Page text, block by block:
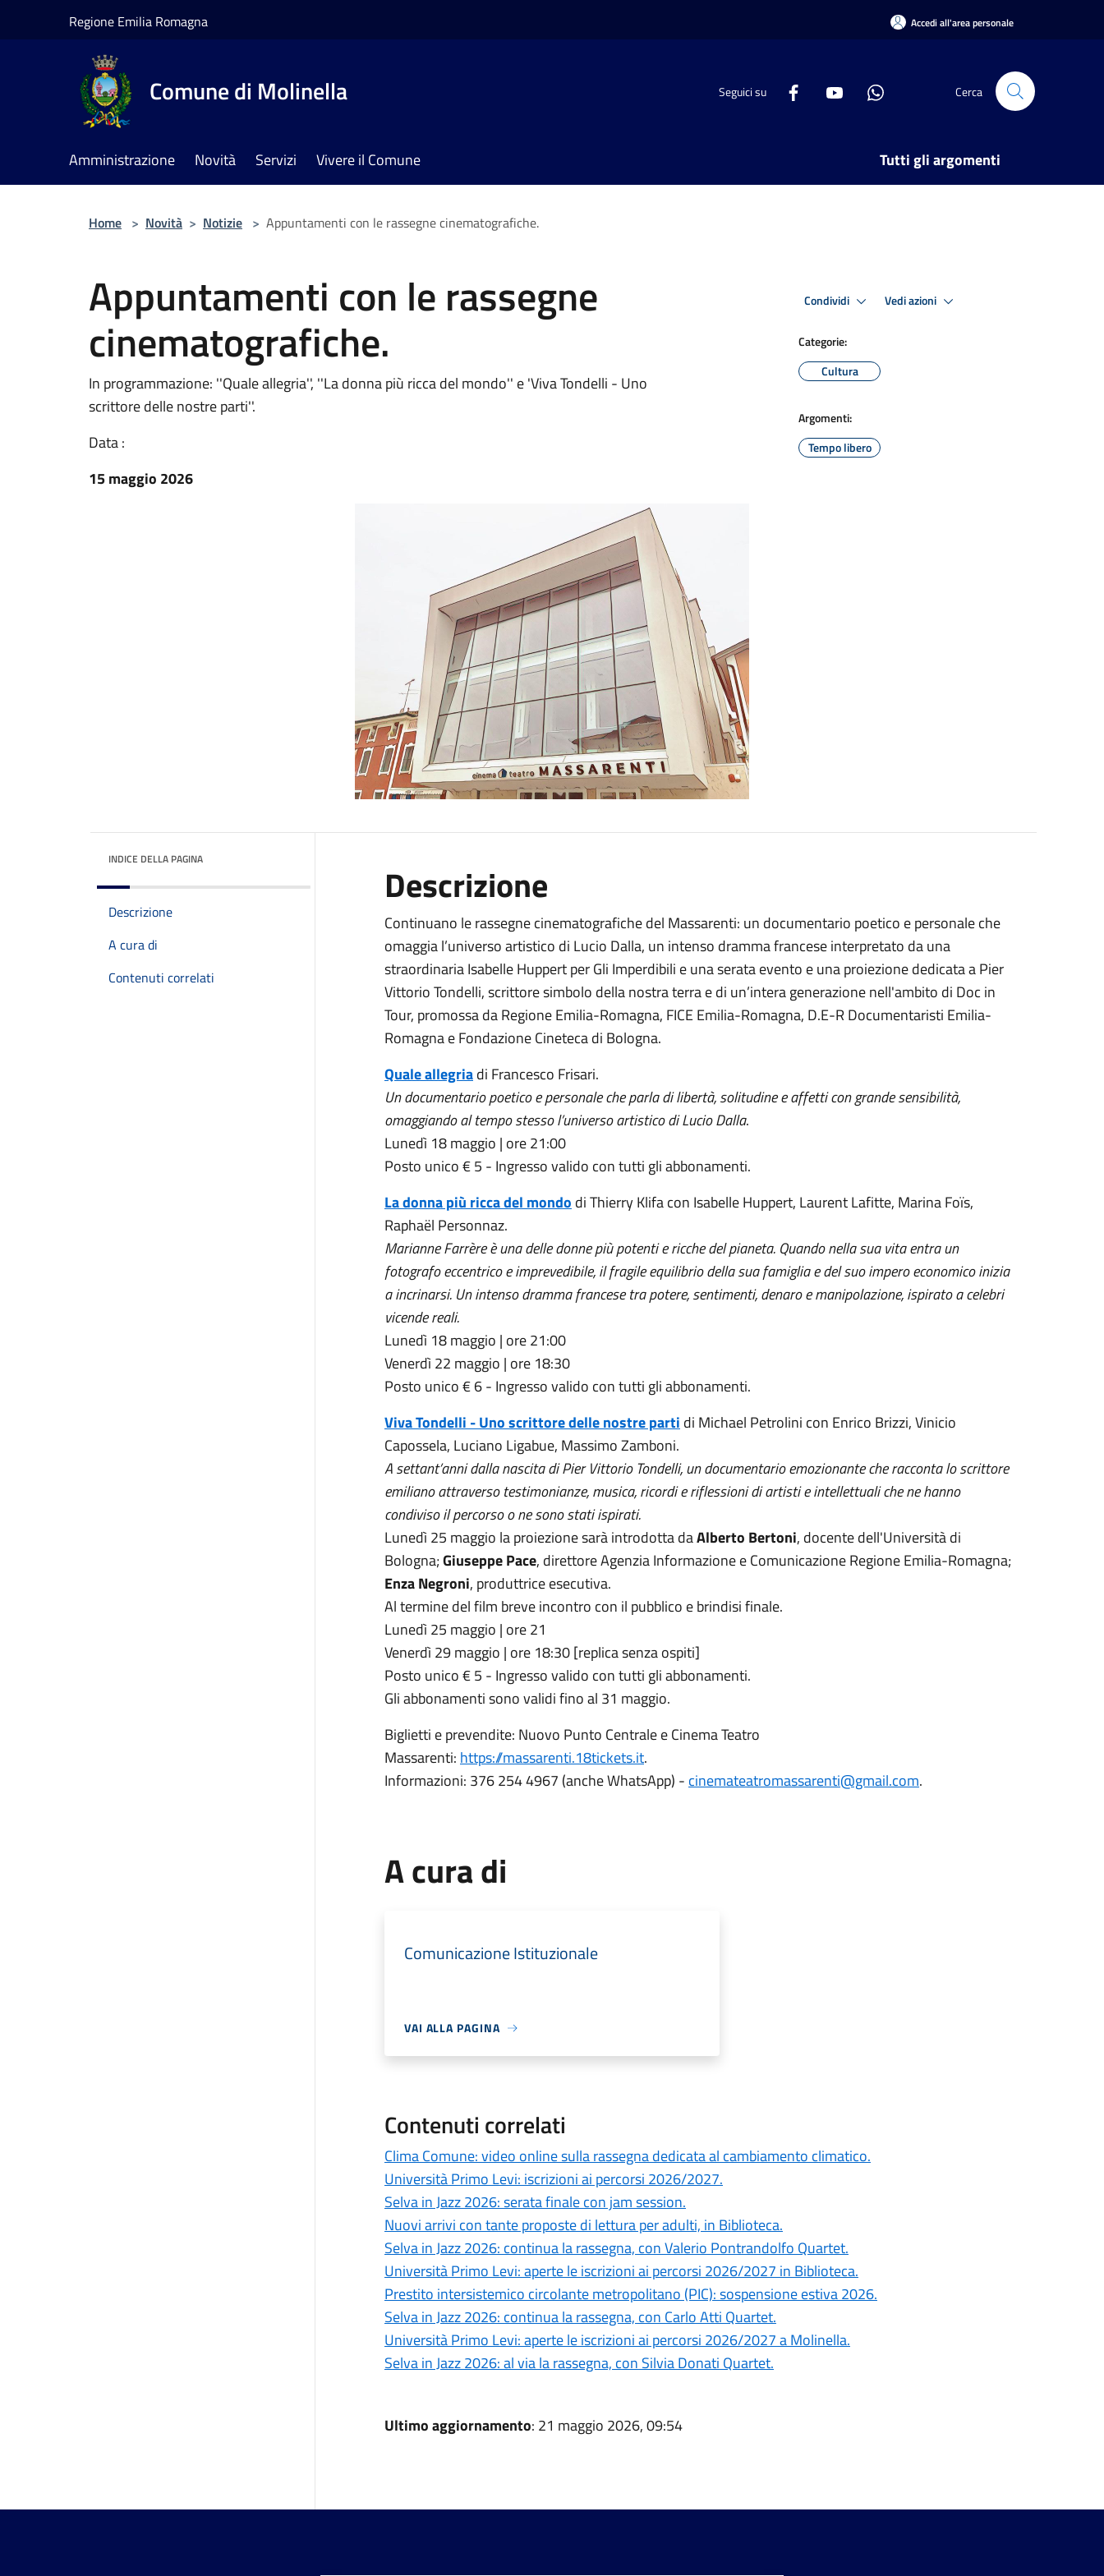
Regione Emilia Romagna Accedi all'area personale
Comune di Molinella Seguici su Cerca
Amministrazione Novità Servizi Vivere il Comune Tutti gli argomenti
Home > Novità > Notizie > Appuntamenti con le rassegne cinematografiche.
Appuntamenti con le rassegne
cinematografiche.
In programmazione: ''Quale allegria'', ''La donna più ricca del mondo'' e 'Viva Tondelli - Uno
scrittore delle nostre parti''.
Data :
15 maggio 2026
Condividi Vedi azioni
Categorie:
Cultura
Argomenti:
Tempo libero
INDICE DELLA PAGINA
Descrizione
A cura di
Contenuti correlati
Descrizione
Continuano le rassegne cinematografiche del Massarenti: un documentario poetico e personale che
omaggia l’universo artistico di Lucio Dalla, un intenso dramma francese interpretato da una
straordinaria Isabelle Huppert per Gli Imperdibili e una serata evento e una proiezione dedicata a Pier
Vittorio Tondelli, scrittore simbolo della nostra terra e di un’intera generazione nell'ambito di Doc in
Tour, promossa da Regione Emilia-Romagna, FICE Emilia-Romagna, D.E-R Documentaristi Emilia-
Romagna e Fondazione Cineteca di Bologna.
Quale allegriadi Francesco Frisari.
Un documentario poetico e personale che parla di libertà, solitudine e affetti con grande sensibilità,
omaggiando al tempo stesso l’universo artistico di Lucio Dalla.
Lunedì 18 maggio | ore 21:00
Posto unico € 5 - Ingresso valido con tutti gli abbonamenti.
La donna più ricca del mondo di Thierry Klifa con Isabelle Huppert, Laurent Lafitte, Marina Foïs,
Raphaël Personnaz.
Marianne Farrère è una delle donne più potenti e ricche del pianeta. Quando nella sua vita entra un
fotografo eccentrico e imprevedibile, il fragile equilibrio della sua famiglia e del suo impero economico inizia
a incrinarsi. Un intenso dramma francese tra potere, sentimenti, denaro e manipolazione, ispirato a celebri
vicende reali.
Lunedì 18 maggio | ore 21:00
Venerdì 22 maggio | ore 18:30
Posto unico € 6 - Ingresso valido con tutti gli abbonamenti.
Viva Tondelli - Uno scrittore delle nostre parti di Michael Petrolini con Enrico Brizzi, Vinicio
Capossela, Luciano Ligabue, Massimo Zamboni.
A settant’anni dalla nascita di Pier Vittorio Tondelli, un documentario emozionante che racconta lo scrittore
emiliano attraverso testimonianze, musica, ricordi e riflessioni di artisti e intellettuali che ne hanno
condiviso il percorso o ne sono stati ispirati.
Lunedì 25 maggio la proiezione sarà introdotta daAlberto Bertoni, docente dell'Università di
Bologna;Giuseppe Pace, direttore Agenzia Informazione e Comunicazione Regione Emilia-Romagna;
Enza Negroni, produttrice esecutiva.
Al termine del film breve incontro con il pubblico e brindisi finale.
Lunedì 25 maggio | ore 21
Venerdì 29 maggio | ore 18:30 [replica senza ospiti]
Posto unico € 5 - Ingresso valido con tutti gli abbonamenti.
Gli abbonamenti sono validi fino al 31 maggio.
Biglietti e prevendite: Nuovo Punto Centrale e Cinema Teatro
Massarenti: https://massarenti.18tickets.it.
Informazioni: 376 254 4967 (anche WhatsApp) - cinemateatromassarenti@gmail.com.
A cura di
Comunicazione Istituzionale
VAI ALLA PAGINA
Contenuti correlati
Clima Comune: video online sulla rassegna dedicata al cambiamento climatico.
Università Primo Levi: iscrizioni ai percorsi 2026/2027.
Selva in Jazz 2026: serata finale con jam session.
Nuovi arrivi con tante proposte di lettura per adulti, in Biblioteca.
Selva in Jazz 2026: continua la rassegna, con Valerio Pontrandolfo Quartet.
Università Primo Levi: aperte le iscrizioni ai percorsi 2026/2027 in Biblioteca.
Prestito intersistemico circolante metropolitano (PIC): sospensione estiva 2026.
Selva in Jazz 2026: continua la rassegna, con Carlo Atti Quartet.
Università Primo Levi: aperte le iscrizioni ai percorsi 2026/2027 a Molinella.
Selva in Jazz 2026: al via la rassegna, con Silvia Donati Quartet.
Ultimo aggiornamento: 21 maggio 2026, 09:54